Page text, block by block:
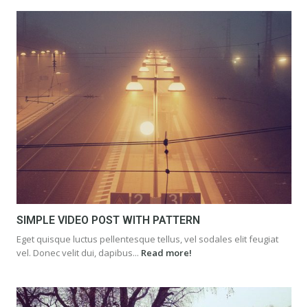
SIMPLE VIDEO POST WITH PATTERN
Eget quisque luctus pellentesque tellus, vel sodales elit feugiat
vel. Donec velit dui, dapibus... Read more!